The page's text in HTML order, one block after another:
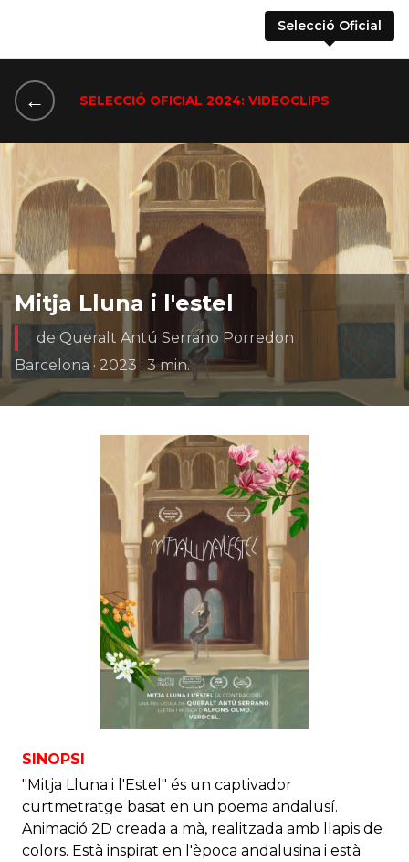
Selecció Oficial
← SELECCIÓ OFICIAL 2024: VIDEOCLIPS
Mitja Lluna i l'estel
de Queralt Antú Serrano Porredon
Barcelona · 2023 · 3 min.
SINOPSI
"Mitja Lluna i l'Estel" és un captivador
curtmetratge basat en un poema andalusí.
Animació 2D creada a mà, realitzada amb llapis de
colors. Està inspirat en l'època andalusina i està